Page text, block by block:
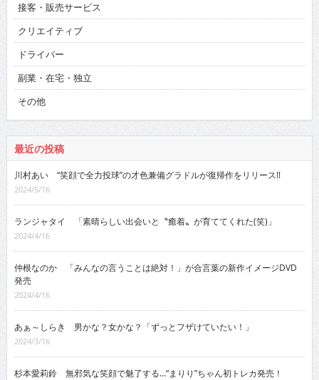
接客・販売サービス
クリエイティブ
ドライバー
副業・在宅・独立
その他
最近の投稿
川村あい “笑顔で全力投球”の才色兼備グラドルが復帰作をリリース!!
2024/5/16
ランジャタイ 「素晴らしい出会いと〝癒着〟が育ててくれた(笑)」
2024/4/16
仲根なのか 「みんなの言うことは絶対！」が合言葉の新作イメージDVD
発売
2024/4/16
あぁ～しらき 男かな？女かな？「ずっとフザけていたい！」
2024/3/16
杉本愛莉鈴 無邪気な笑顔で魅了する…“まりり”ちゃん初トレカ発売！